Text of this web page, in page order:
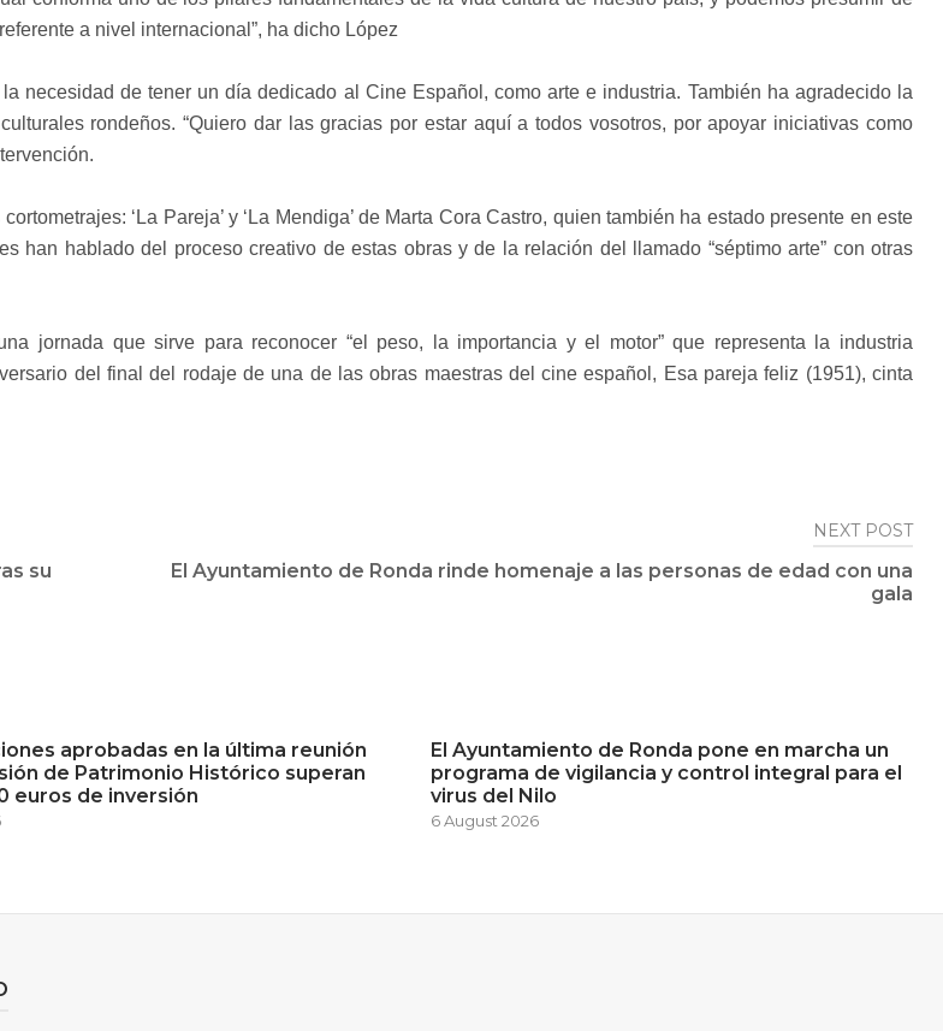
a nivel internacional”, ha dicho López
necesidad de tener un día dedicado al Cine Español, como arte e industria. También ha agradecido la
rondeños. “Quiero dar las gracias por estar aquí a todos vosotros, por apoyar iniciativas como
‘La Pareja’ y ‘La Mendiga’ de Marta Cora Castro, quien también ha estado presente en este
han hablado del proceso creativo de estas obras y de la relación del llamado “séptimo arte” con otras
jornada que sirve para reconocer “el peso, la importancia y el motor” que representa la industria
del final del rodaje de una de las obras maestras del cine español, Esa pareja feliz (1951), cinta
su
NEXT POST
El Ayuntamiento de Ronda rinde homenaje a las personas de edad con una
gala
aprobadas en la última reunión
de Patrimonio Histórico superan
euros de inversión
El Ayuntamiento de Ronda pone en marcha un
programa de vigilancia y control integral para el
virus del Nilo
6 August 2026